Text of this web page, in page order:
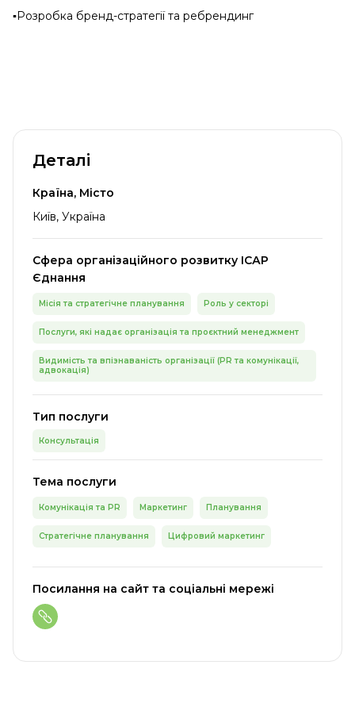
▪️Розробка бренд-стратегії та ребрендинг
Деталі
Країна, Місто
Київ, Україна
Сфера організаційного розвитку ІСАР
Єднання
Місія та стратегічне планування Роль у секторі
Послуги, які надає організація та проєктний менеджмент
Видимість та впізнаваність організації (PR та комунікації,
адвокація)
Тип послуги
Консультація
Тема послуги
Комунікація та PR Маркетинг Планування
Стратегічне планування Цифровий маркетинг
Посилання на сайт та соціальні мережі